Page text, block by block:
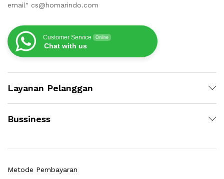
email" cs@homarindo.com
Customer Service Online
Chat with us
Layanan Pelanggan
Bussiness
Metode Pembayaran